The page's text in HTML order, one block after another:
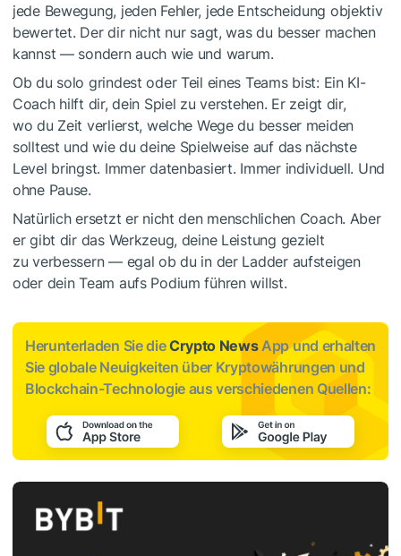
jede Bewegung, jeden Fehler, jede Entscheidung objektiv
bewertet. Der dir nicht nur sagt, was du besser machen
kannst — sondern auch wie und warum.
Ob du solo grindest oder Teil eines Teams bist: Ein KI-
Coach hilft dir, dein Spiel zu verstehen. Er zeigt dir,
wo du Zeit verlierst, welche Wege du besser meiden
solltest und wie du deine Spielweise auf das nächste
Level bringst. Immer datenbasiert. Immer individuell. Und
ohne Pause.
Natürlich ersetzt er nicht den menschlichen Coach. Aber
er gibt dir das Werkzeug, deine Leistung gezielt
zu verbessern — egal ob du in der Ladder aufsteigen
oder dein Team aufs Podium führen willst.
Herunterladen Sie dieCrypto NewsApp und erhalten
Sie globale Neuigkeiten über Kryptowährungen und
Blockchain-Technologie aus verschiedenen Quellen: